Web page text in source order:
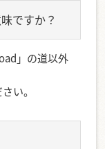
ですか？
」の道以外
い。